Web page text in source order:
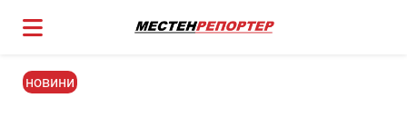
новини